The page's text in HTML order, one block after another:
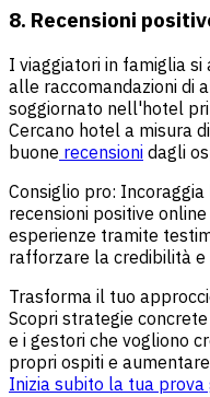
8. Recensioni
I viaggiatori in famiglia
alle raccomandazioni di
soggiornato nell'hotel
Cercano hotel a misura
buone recensioni dagli
Consiglio pro:
recensioni positive
esperienze tramite
rafforzare la credibilità
Trasforma il tuo
Scopri strategie
e i gestori che vogliono
propri ospiti e
Inizia subito la tua